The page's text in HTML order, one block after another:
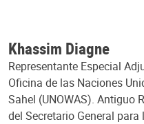
Khassim Diagne
Representante Especial
Oficina de las Naciones
Sahel (UNOWAS). Antiguo
del Secretario General